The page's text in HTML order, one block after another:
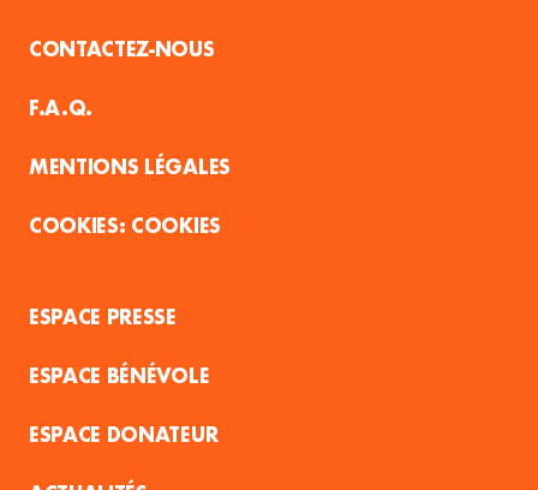
CONTACTEZ-NOUS
F.A.Q.
MENTIONS LÉGALES
COOKIES
ESPACE PRESSE
ESPACE BÉNÉVOLE
ESPACE DONATEUR